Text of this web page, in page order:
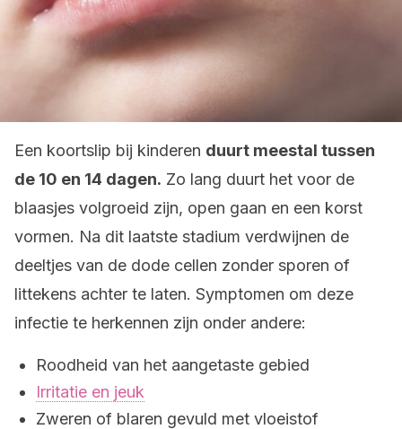
Een koortslip bij kinderen duurt meestal tussen
de 10 en 14 dagen. Zo lang duurt het voor de
blaasjes volgroeid zijn, open gaan en een korst
vormen. Na dit laatste stadium verdwijnen de
deeltjes van de dode cellen zonder sporen of
littekens achter te laten. Symptomen om deze
infectie te herkennen zijn onder andere:
Roodheid van het aangetaste gebied
Irritatie en jeuk
Zweren of blaren gevuld met vloeistof